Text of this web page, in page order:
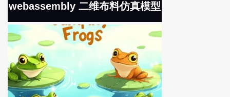
webassembly 二维布料仿真模型